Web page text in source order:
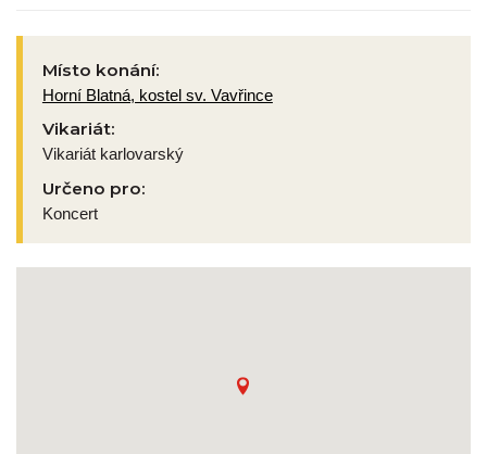
Místo konání:
Horní Blatná, kostel sv. Vavřince
Vikariát:
Vikariát karlovarský
Určeno pro:
Koncert